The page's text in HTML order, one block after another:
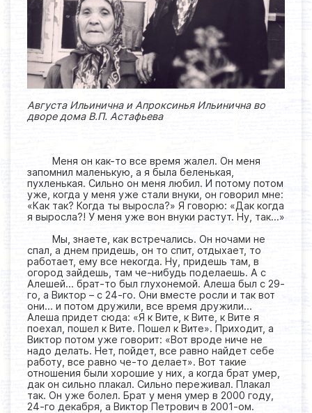
Августа Ильинична и Апроксинья Ильинична во
дворе дома В.П. Астафьева
Меня он как-то все время жалел. Он меня
запомнил маленькую, а я была беленькая,
пухленькая. Сильно он меня любил. И потому потом
уже, когда у меня уже стали внуки, он говорил мне:
«Как так? Когда ты выросла?» Я говорю: «Дак когда
я выросла?! У меня уже вон внуки растут. Ну, так…»
Мы, знаете, как встречались. Он ночами не
спал, а днем придешь, он то спит, отдыхает, то
работает, ему все некогда. Ну, придешь там, в
огород зайдешь, там че-нибудь поделаешь. А с
Алешей… брат-то был глухонемой. Алеша был с 29-
го, а Виктор – с 24-го. Они вместе росли и так вот
они… и потом дружили, все время дружили…
Алеша придет сюда: «Я к Вите, к Вите, к Вите я
поехал, пошел к Вите. Пошел к Вите». Приходит, а
Виктор потом уже говорит: «Вот вроде ниче не
надо делать. Нет, пойдет, все равно найдет себе
работу, все равно че-то делает». Вот такие
отношения были хорошие у них, а когда брат умер,
дак он сильно плакал. Сильно переживал. Плакал
так. Он уже болел. Брат у меня умер в 2000 году,
24-го декабря, а Виктор Петрович в 2001-ом.